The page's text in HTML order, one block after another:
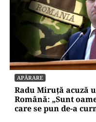
APĂRARE
Radu Miruță acuză
Română: „Sunt
care se pun de-a